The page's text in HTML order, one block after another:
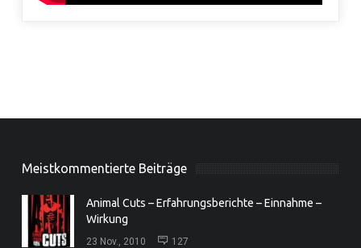
Meistkommentierte Beiträge
Animal Cuts – Erfahrungsberichte – Einnahme –
Wirkung
23 Nov., 2010 127